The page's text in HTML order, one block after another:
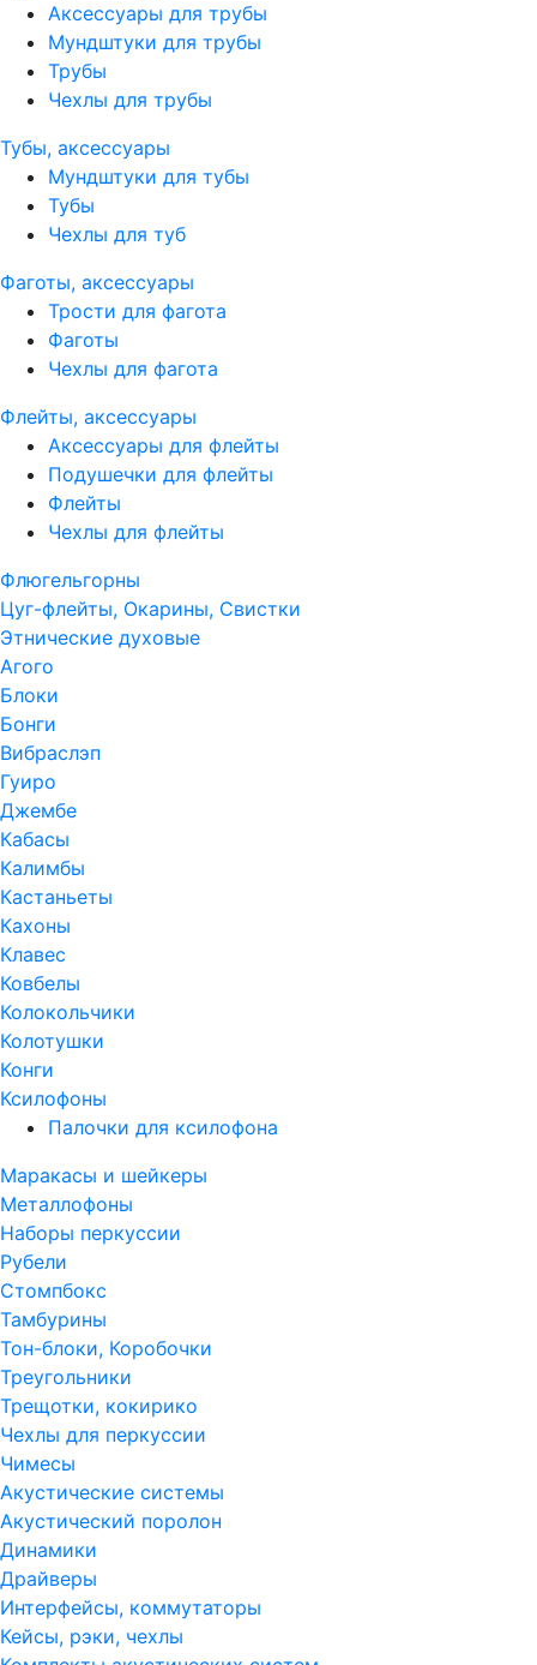
Аксессуары для трубы
Мундштуки для трубы
Трубы
Чехлы для трубы
Тубы, аксессуары
Мундштуки для тубы
Тубы
Чехлы для туб
Фаготы, аксессуары
Трости для фагота
Фаготы
Чехлы для фагота
Флейты, аксессуары
Аксессуары для флейты
Подушечки для флейты
Флейты
Чехлы для флейты
Флюгельгорны
Цуг-флейты, Окарины, Свистки
Этнические духовые
Агого
Блоки
Бонги
Вибраслэп
Гуиро
Джембе
Кабасы
Калимбы
Кастаньеты
Кахоны
Клавес
Ковбелы
Колокольчики
Колотушки
Конги
Ксилофоны
Палочки для ксилофона
Маракасы и шейкеры
Металлофоны
Наборы перкуссии
Рубели
Стомпбокс
Тамбурины
Тон-блоки, Коробочки
Треугольники
Трещотки, кокирико
Чехлы для перкуссии
Чимесы
Акустические системы
Акустический поролон
Динамики
Драйверы
Интерфейсы, коммутаторы
Кейсы, рэки, чехлы